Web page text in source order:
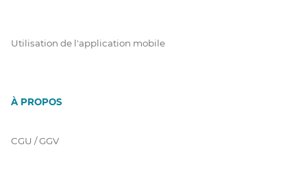
Utilisation de l'application mobile
À PROPOS
CGU / GGV